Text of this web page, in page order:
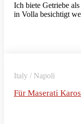
Ich biete Getriebe
in Volla besichtigt
Italy / Napoli
Für Maserati